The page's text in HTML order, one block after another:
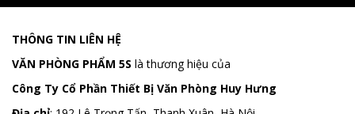
THÔNG TIN LIÊN HỆ
VĂN PHÒNG PHẨM 5S là thương hiệu của
Công Ty Cổ Phần Thiết Bị Văn Phòng Huy Hưng